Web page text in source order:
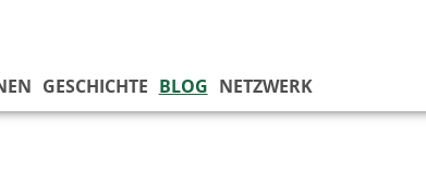
GESCHICHTE BLOG NETZWERK